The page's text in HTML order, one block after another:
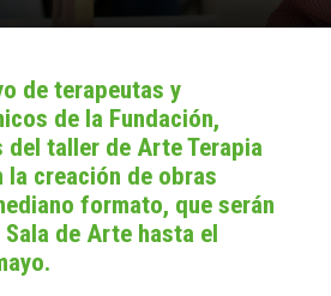
de terapeutas y
de la Fundación,
del taller de Arte Terapia
creación de obras
formato, que serán
de Arte hasta el